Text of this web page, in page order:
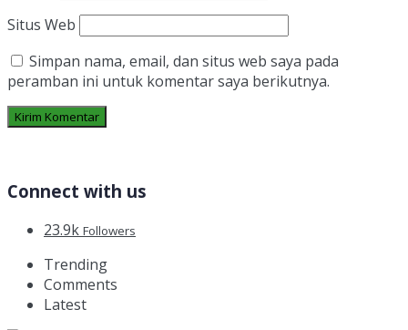
Situs Web
Simpan nama, email, dan situs web saya pada
peramban ini untuk komentar saya berikutnya.
Connect with us
23.9k Followers
Trending
Comments
Latest